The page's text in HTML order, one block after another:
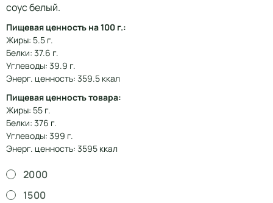
соус белый.
Пищевая ценность на 100 г.:
Жиры: 5.5 г.
Белки: 37.6 г.
Углеводы: 39.9 г.
Энерг. ценность: 359.5 ккал
Пищевая ценность товара:
Жиры: 55 г.
Белки: 376 г.
Углеводы: 399 г.
Энерг. ценность: 3595 ккал
2000
1500